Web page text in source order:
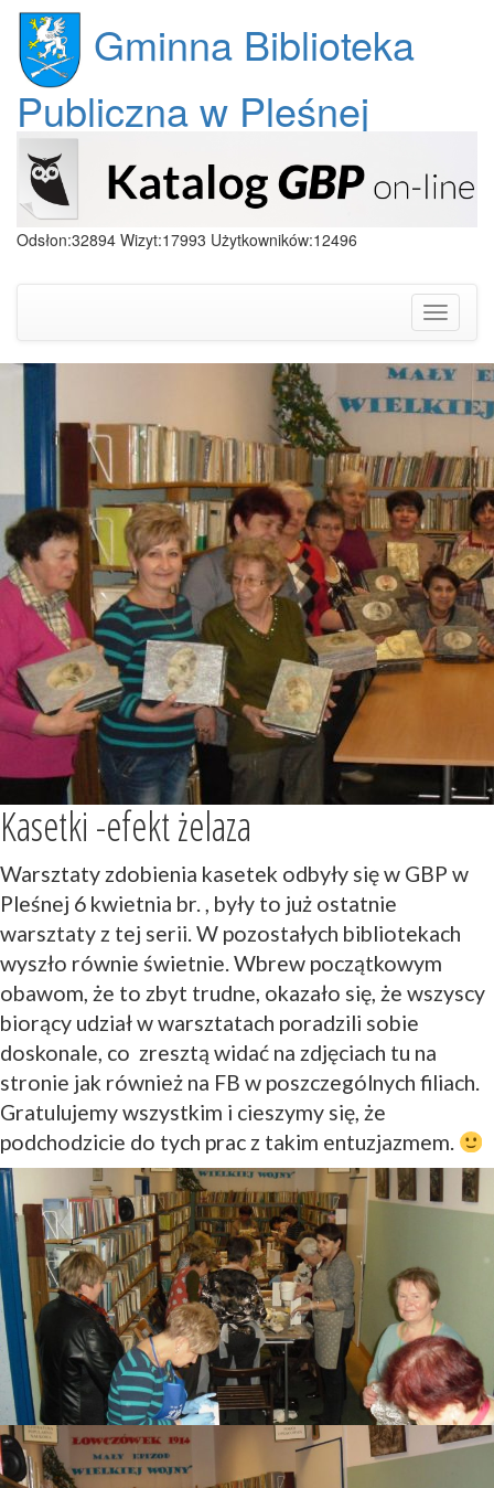
Gminna Biblioteka
Publiczna w Pleśnej
Odsłon:32894 Wizyt:17993 Użytkowników:12496
Toggle
Kasetki -efekt żelaza
Warsztaty zdobienia kasetek odbyły się w GBP w
Pleśnej 6 kwietnia br. , były to już ostatnie
warsztaty z tej serii. W pozostałych bibliotekach
wyszło równie świetnie. Wbrew początkowym
obawom, że to zbyt trudne, okazało się, że wszyscy
biorący udział w warsztatach poradzili sobie
doskonale, co zresztą widać na zdjęciach tu na
stronie jak również na FB w poszczególnych filiach.
Gratulujemy wszystkim i cieszymy się, że
podchodzicie do tych prac z takim entuzjazmem.